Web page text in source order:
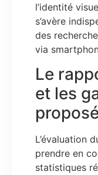
l’identité
s’avère
des
via
Le
et les
L’évaluation
prendre en
statistiques